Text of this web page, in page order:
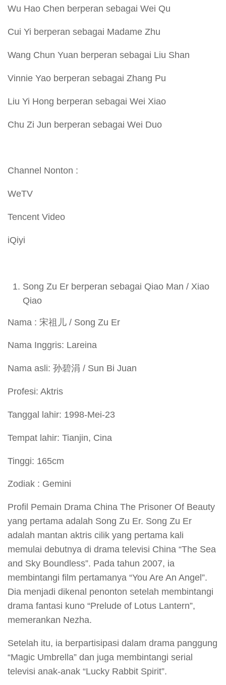
Wu Hao Chen berperan sebagai Wei Qu
Cui Yi berperan sebagai Madame Zhu
Wang Chun Yuan berperan sebagai Liu Shan
Vinnie Yao berperan sebagai Zhang Pu
Liu Yi Hong berperan sebagai Wei Xiao
Chu Zi Jun berperan sebagai Wei Duo
Channel Nonton :
WeTV
Tencent Video
iQiyi
Song Zu Er berperan sebagai Qiao Man / Xiao
Qiao
Nama : 宋祖儿 / Song Zu Er
Nama Inggris: Lareina
Nama asli: 孙碧涓 / Sun Bi Juan
Profesi: Aktris
Tanggal lahir: 1998-Mei-23
Tempat lahir: Tianjin, Cina
Tinggi: 165cm
Zodiak : Gemini
Profil Pemain Drama China The Prisoner Of Beauty
yang pertama adalah Song Zu Er. Song Zu Er
adalah mantan aktris cilik yang pertama kali
memulai debutnya di drama televisi China “The Sea
and Sky Boundless”. Pada tahun 2007, ia
membintangi film pertamanya “You Are An Angel”.
Dia menjadi dikenal penonton setelah membintangi
drama fantasi kuno “Prelude of Lotus Lantern”,
memerankan Nezha.
Setelah itu, ia berpartisipasi dalam drama panggung
“Magic Umbrella” dan juga membintangi serial
televisi anak-anak “Lucky Rabbit Spirit”.